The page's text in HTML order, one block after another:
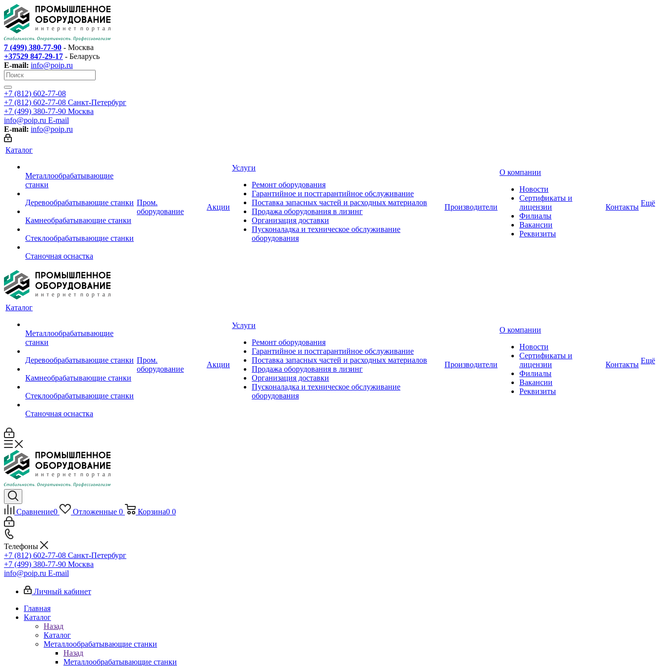
7 (499) 380-77-90 - Москва
+37529 847-29-17 - Беларусь
E-mail: info@poip.ru
+7 (812) 602-77-08
+7 (812) 602-77-08 Санкт-Петербург
+7 (499) 380-77-90 Москва
info@poip.ru E-mail
E-mail: info@poip.ru
Каталог
Металлообрабатывающие
станки
Деревообрабатывающие станки
Камнеобрабатывающие станки
Стеклообрабатывающие станки
Станочная оснастка
Пром.
оборудование
Акции
Услуги
Ремонт оборудования
Гарантийное и постгарантийное обслуживание
Поставка запасных частей и расходных материалов
Продажа оборудования в лизинг
Организация доставки
Пусконаладка и техническое обслуживание
оборудования
Производители
О компании
Новости
Сертификаты и
лицензии
Филиалы
Вакансии
Реквизиты
Контакты Ещё
Каталог
Металлообрабатывающие
станки
Деревообрабатывающие станки
Камнеобрабатывающие станки
Стеклообрабатывающие станки
Станочная оснастка
Пром.
оборудование
Акции
Услуги
Ремонт оборудования
Гарантийное и постгарантийное обслуживание
Поставка запасных частей и расходных материалов
Продажа оборудования в лизинг
Организация доставки
Пусконаладка и техническое обслуживание
оборудования
Производители
О компании
Новости
Сертификаты и
лицензии
Филиалы
Вакансии
Реквизиты
Контакты Ещё
Сравнение0 Отложенные 0 Корзина0 0
Телефоны
+7 (812) 602-77-08 Санкт-Петербург
+7 (499) 380-77-90 Москва
info@poip.ru E-mail
Личный кабинет
Главная
Каталог
Назад
Каталог
Металлообрабатывающие станки
Назад
Металлообрабатывающие станки